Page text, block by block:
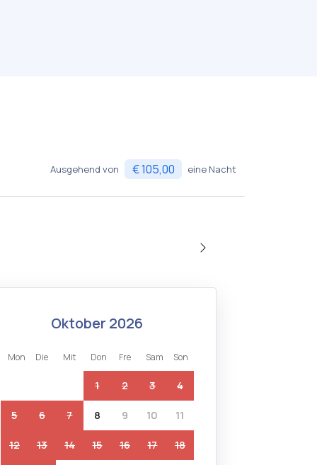
Ausgehend von € 105,00 eine Nacht
oktober 2026
mon die mit don fre sam son
1 2 3 4
5 6 7 8 9 10 11
12 13 14 15 16 17 18